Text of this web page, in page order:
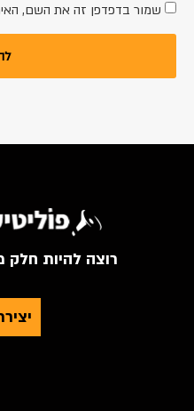
שמור בדפדפן זה את השם,
רוצה להיות חלק